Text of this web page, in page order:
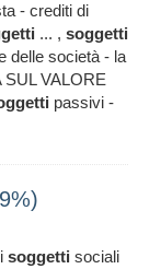
- crediti di
... , soggetti
delle società - la
SUL VALORE
passivi -
soggetti sociali